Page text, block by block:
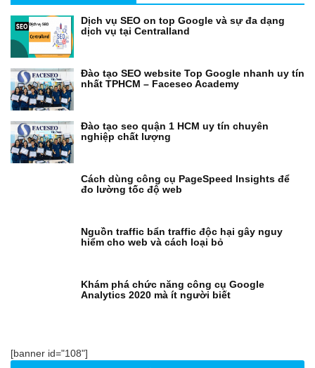
Dịch vụ SEO on top Google và sự đa dạng
dịch vụ tại Centralland
Đào tạo SEO website Top Google nhanh uy tín
nhất TPHCM – Faceseo Academy
Đào tạo seo quận 1 HCM uy tín chuyên
nghiệp chất lượng
Cách dùng công cụ PageSpeed Insights để
đo lường tốc độ web
Nguồn traffic bẩn traffic độc hại gây nguy
hiểm cho web và cách loại bỏ
Khám phá chức năng công cụ Google
Analytics 2020 mà ít người biết
[banner id="108"]